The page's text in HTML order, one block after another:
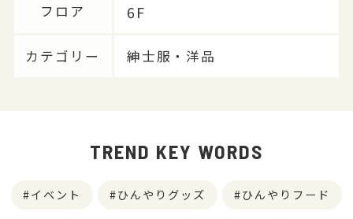
フロア 6F
カテゴリー 紳士服・洋品
TREND KEY WORDS
イベント ひんやりグッズ ひんやりフード